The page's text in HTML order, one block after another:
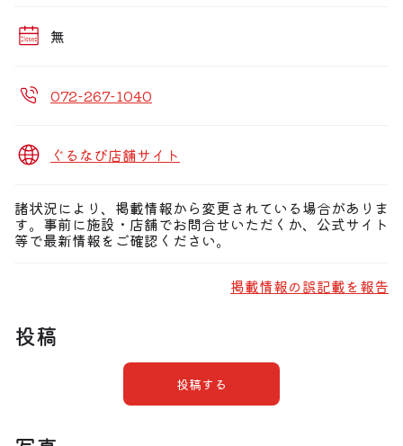
無
072-267-1040
ぐるなび店舗サイト
諸状況により、掲載情報から変更されている場合がありま
す。事前に施設・店舗でお問合せいただくか、公式サイト
等で最新情報をご確認ください。
掲載情報の誤記載を報告
投稿
投稿する